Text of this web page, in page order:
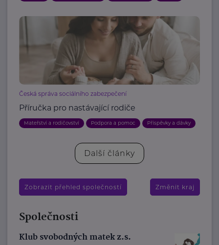
Česká správa sociálního zabezpečení
Příručka pro nastávající rodiče
Mateřství a rodičovství Podpora a pomoc Příspěvky a dávky
Další články
Zobrazit přehled společností Změnit kraj
Společnosti
Klub svobodných matek z.s.